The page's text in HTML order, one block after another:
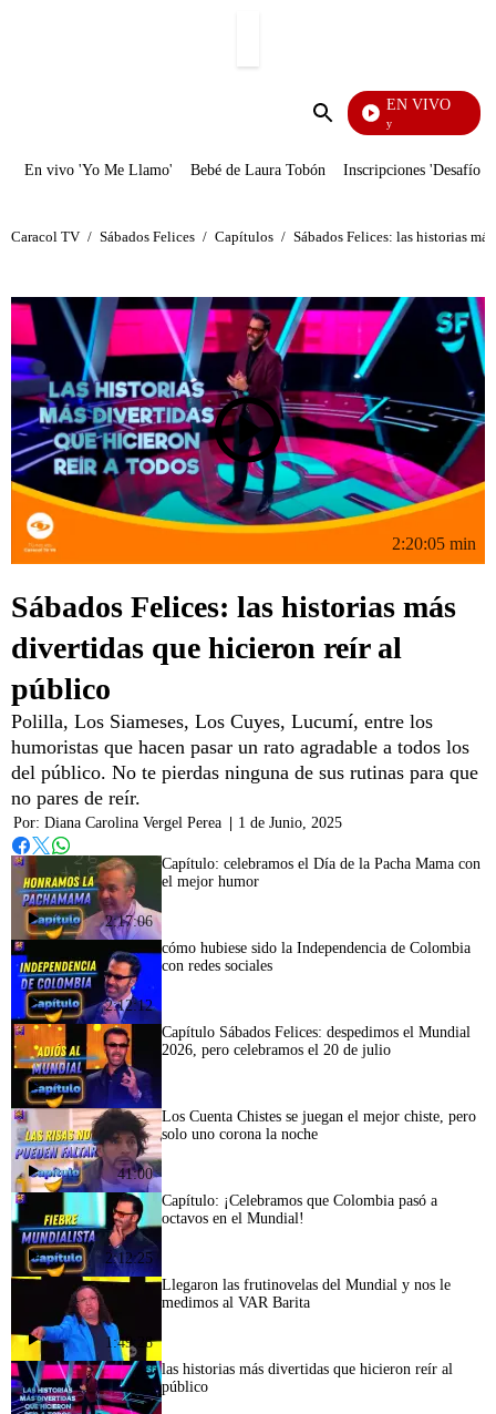
Enviar
EN VIVO
La
En vivo 'Yo Me Llamo' Bebé de Laura Tobón Inscripciones 'Desafío'
Caracol TV / Sábados Felices / Capítulos / Sábados Felices: las historias
2:20:05 min
Sábados Felices: las historias más
divertidas que hicieron reír al
público
Polilla, Los Siameses, Los Cuyes, Lucumí, entre los
humoristas que hacen pasar un rato agradable a todos los
del público. No te pierdas ninguna de sus rutinas para que
no pares de reír.
Por: Diana Carolina Vergel Perea 1 de Junio, 2025
Facebook
TwitterWhatsapp
2:17:06
Capítulo: celebramos el Día de la Pacha Mama con
el mejor humor
2:12:12
cómo hubiese sido la Independencia de Colombia
con redes sociales
Capítulo Sábados Felices: despedimos el Mundial
2026, pero celebramos el 20 de julio
41:00
Los Cuenta Chistes se juegan el mejor chiste, pero
solo uno corona la noche
2:12:25
Capítulo: ¡Celebramos que Colombia pasó a
octavos en el Mundial!
1:49:28
Llegaron las frutinovelas del Mundial y nos le
medimos al VAR Barita
las historias más divertidas que hicieron reír al
público